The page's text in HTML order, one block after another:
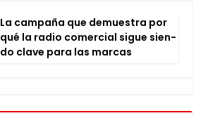
La cam­pa­ña que demues­tra por
qué la radio comer­cial sigue sien­
do cla­ve para las mar­cas